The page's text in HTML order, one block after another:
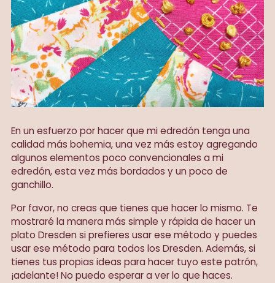
En un esfuerzo por hacer que mi edredón tenga una
calidad más bohemia, una vez más estoy agregando
algunos elementos poco convencionales a mi
edredón, esta vez más bordados y un poco de
ganchillo.
Por favor, no creas que tienes que hacer lo mismo. Te
mostraré la manera más simple y rápida de hacer un
plato Dresden si prefieres usar ese método y puedes
usar ese método para todos los Dresden. Además, si
tienes tus propias ideas para hacer tuyo este patrón,
¡adelante! No puedo esperar a ver lo que haces.